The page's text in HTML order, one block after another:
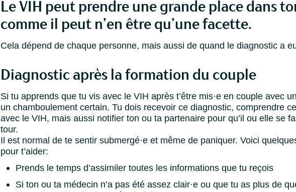
Le VIH peut prendre une grande place dans
comme il peut n’en être qu’une facette.
Cela dépend de chaque personne, mais aussi de quand le diagnostic a
Diagnostic après la formation du couple
Si tu apprends que tu vis avec le VIH après t’être mis·e en couple avec
un chamboulement certain. Tu dois recevoir ce diagnostic, comprendre
avec le VIH, mais aussi notifier ton ou ta partenaire pour qu’il ou elle se
tour.
Il est normal de te sentir submergé·e et même de paniquer. Voici
pour t’aider:
Prends le temps d’assimiler toutes les informations que tu reçois
Si ton ou ta médecin n’a pas été assez clair·e ou que tu as plus de